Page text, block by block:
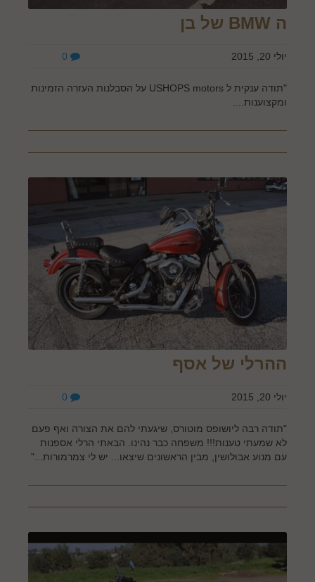
ה BMW של בן
יולי 20, 2015
"תודה ענקית ל USHOPS motors על הסבלנות העזרה הזמינות
ומקצוענות....
ההרלי של אסף
יולי 20, 2015
"תודה רבה ליושופס מוטורס, שיגעתי להם את הצורה ואף פעם
לא שמעתי טענות!!! משפחה כבר נהינו. הבאתי הרלי אספנות
עם מנוע אבולושין, מבין הראשונים שיצאו... יש לי צמרמורות..."